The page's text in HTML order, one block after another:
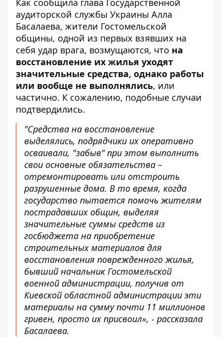
Как сообщила глава Государственной
аудиторской службы Украины Алла
Басалаева, жители Гостомельской
общины, одной из первых взявших на
себя удар врага, возмущаются, что на
восстановление их жилья уходят
значительные средства, однако работы
или вообще не выполнялись, или
частично. К сожалению, подобные случаи
подтвердились.
"Средства на восстановление
выделялись, подрядчики их оперативно
осваивали, "забыв" при этом выполнить
свои основные обязательства –
отремонтировать или отстроить
разрушенные дома. В то время, когда
государство пытается помочь жителям
пострадавших общин, выделяя
значительные суммы средств из
госбюджета на приобретение
строительных материалов для
восстановления поврежденного жилья,
бывший начальник Гостомельской
военной администрации, получив от
Киевской областной администрации эти
материалы на сумму почти 11 миллионов
гривен, просто их присвоил», - рассказала
Басалаева.